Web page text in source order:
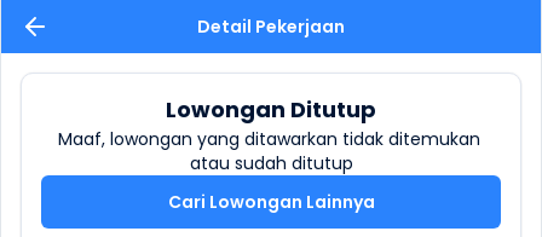
Detail Pekerjaan
Lowongan Ditutup
Maaf, lowongan yang ditawarkan tidak ditemukan
atau sudah ditutup
Cari Lowongan Lainnya